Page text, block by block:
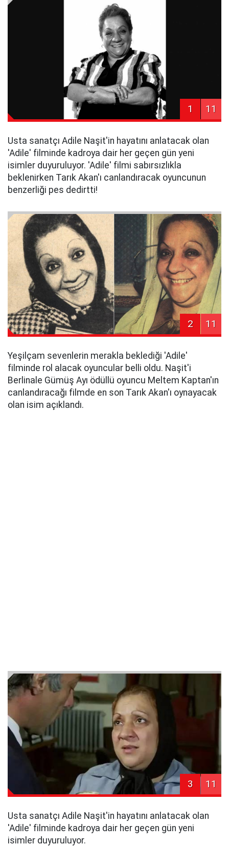
1 11
Usta sanatçı Adile Naşit'in hayatını anlatacak olan
'Adile' filminde kadroya dair her geçen gün yeni
isimler duyuruluyor. 'Adile' filmi sabırsızlıkla
beklenirken Tarık Akan'ı canlandıracak oyuncunun
benzerliği pes dedirtti!
2 11
Yeşilçam sevenlerin merakla beklediği 'Adile'
filminde rol alacak oyuncular belli oldu. Naşit'i
Berlinale Gümüş Ayı ödüllü oyuncu Meltem Kaptan'ın
canlandıracağı filmde en son Tarık Akan'ı oynayacak
olan isim açıklandı.
3 11
Usta sanatçı Adile Naşit'in hayatını anlatacak olan
'Adile' filminde kadroya dair her geçen gün yeni
isimler duyuruluyor.